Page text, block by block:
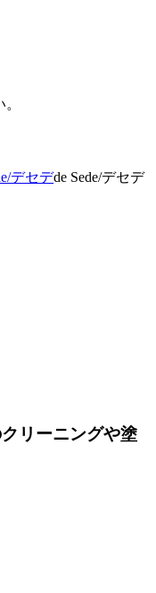
デセデde Sede/デセデ
リーニングや塗